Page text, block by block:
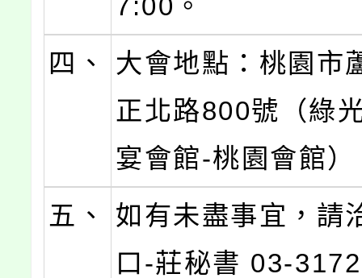
7:00。
四、
大會地點：桃園市
正北路800號（綠
宴會館-桃園會館
五、
如有未盡事宜，請
口-莊秘書 03-